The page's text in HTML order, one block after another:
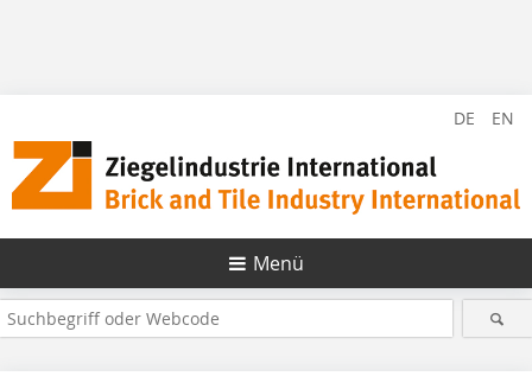
DE EN
Menü